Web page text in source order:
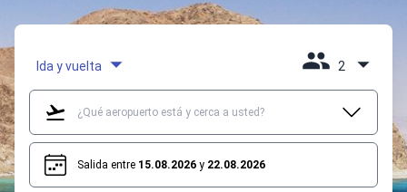
Ida y vuelta 2
Salida entre 15.08.2026 y 22.08.2026